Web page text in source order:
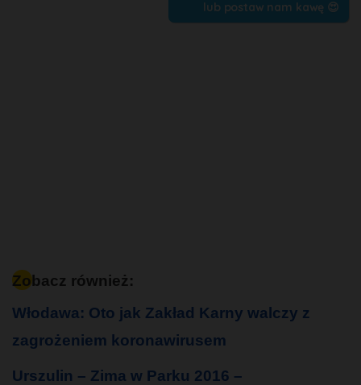
lub postaw nam kawę 😍
Zobacz również:
Włodawa: Oto jak Zakład Karny walczy z
zagrożeniem koronawirusem
Urszulin – Zima w Parku 2016 –